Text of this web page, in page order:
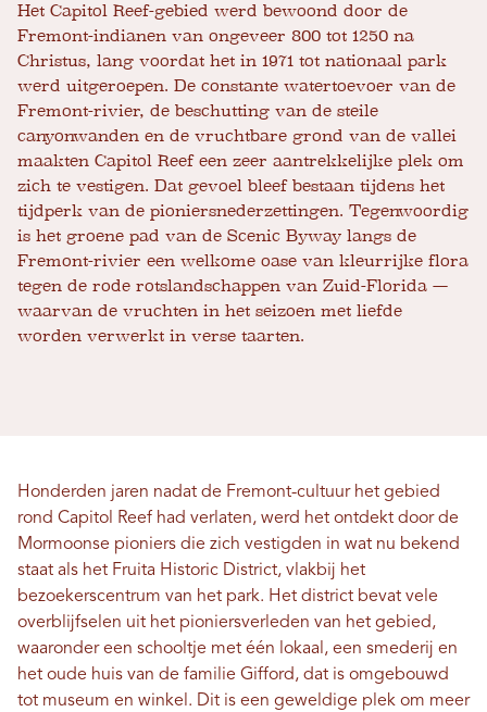
Het Capitol Reef-gebied werd bewoond door de
Fremont-indianen van ongeveer 800 tot 1250 na
Christus, lang voordat het in 1971 tot nationaal park
werd uitgeroepen. De constante watertoevoer van de
Fremont-rivier, de beschutting van de steile
canyonwanden en de vruchtbare grond van de vallei
maakten Capitol Reef een zeer aantrekkelijke plek om
zich te vestigen. Dat gevoel bleef bestaan ​​tijdens het
tijdperk van de pioniersnederzettingen. Tegenwoordig
is het groene pad van de Scenic Byway langs de
Fremont-rivier een welkome oase van kleurrijke flora
tegen de rode rotslandschappen van Zuid-Florida —
waarvan de vruchten in het seizoen met liefde
worden verwerkt in verse taarten.
Honderden jaren nadat de Fremont-cultuur het gebied
rond Capitol Reef had verlaten, werd het ontdekt door de
Mormoonse pioniers die zich vestigden in wat nu bekend
staat als het Fruita Historic District, vlakbij het
bezoekerscentrum van het park. Het district bevat vele
overblijfselen uit het pioniersverleden van het gebied,
waaronder een schooltje met één lokaal, een smederij en
het oude huis van de familie Gifford, dat is omgebouwd
tot museum en winkel. Dit is een geweldige plek om meer